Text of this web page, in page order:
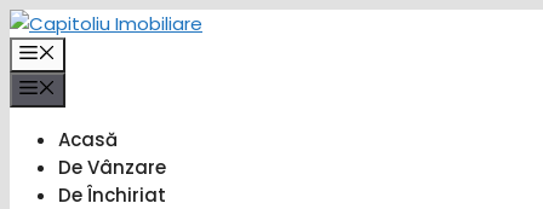
Sari
la
conținut
Acasă
De Vânzare
De Închiriat